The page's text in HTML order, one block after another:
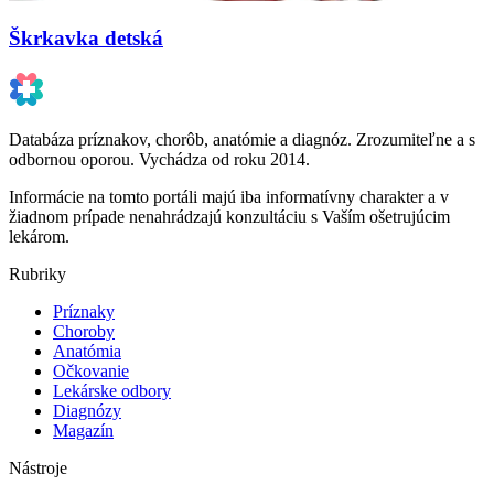
Škrkavka detská
Databáza príznakov, chorôb, anatómie a diagnóz. Zrozumiteľne a s
odbornou oporou. Vychádza od roku 2014.
Informácie na tomto portáli majú iba informatívny charakter a v
žiadnom prípade nenahrádzajú konzultáciu s Vaším ošetrujúcim
lekárom.
Rubriky
Príznaky
Choroby
Anatómia
Očkovanie
Lekárske odbory
Diagnózy
Magazín
Nástroje